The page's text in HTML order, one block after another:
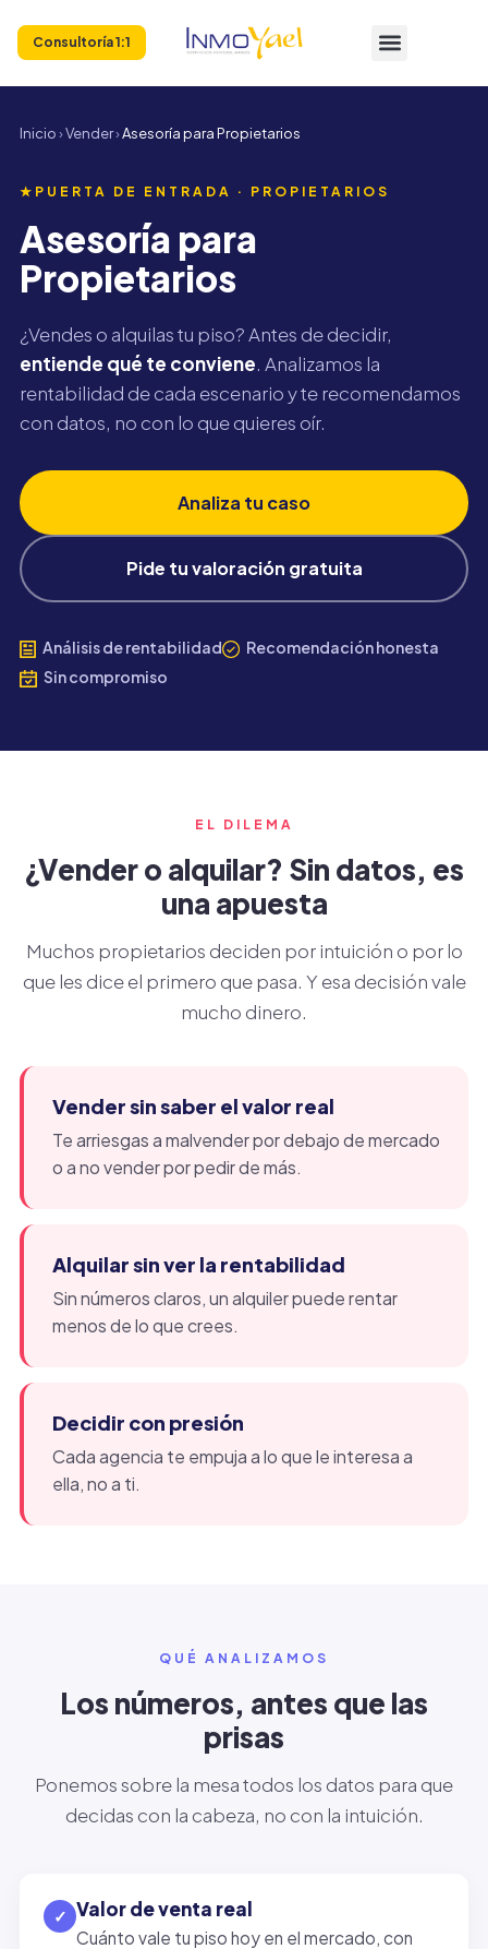
Consultoría 1:1
Inicio›Vender›Asesoría para Propietarios
★ PUERTA DE ENTRADA · PROPIETARIOS
Asesoría para
Propietarios
¿Vendes o alquilas tu piso? Antes de decidir,
entiende qué te conviene. Analizamos la
rentabilidad de cada escenario y te recomendamos
con datos, no con lo que quieres oír.
Analiza tu caso
Pide tu valoración gratuita
Análisis de rentabilidad
Recomendación honesta
Sin compromiso
EL DILEMA
¿Vender o alquilar? Sin datos, es
una apuesta
Muchos propietarios deciden por intuición o por lo
que les dice el primero que pasa. Y esa decisión vale
mucho dinero.
Vender sin saber el valor real
Te arriesgas a malvender por debajo de mercado
o a no vender por pedir de más.
Alquilar sin ver la rentabilidad
Sin números claros, un alquiler puede rentar
menos de lo que crees.
Decidir con presión
Cada agencia te empuja a lo que le interesa a
ella, no a ti.
QUÉ ANALIZAMOS
Los números, antes que las
prisas
Ponemos sobre la mesa todos los datos para que
decidas con la cabeza, no con la intuición.
✓ Valor de venta real
Cuánto vale tu piso hoy en el mercado, con